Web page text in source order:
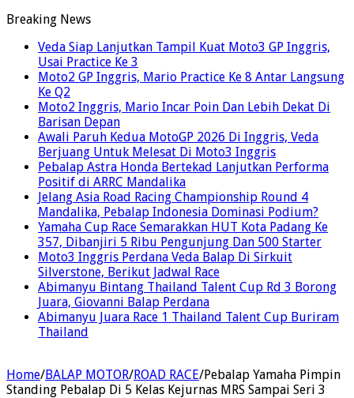
Breaking News
Veda Siap Lanjutkan Tampil Kuat Moto3 GP Inggris,
Usai Practice Ke 3
Moto2 GP Inggris, Mario Practice Ke 8 Antar Langsung
Ke Q2
Moto2 Inggris, Mario Incar Poin Dan Lebih Dekat Di
Barisan Depan
Awali Paruh Kedua MotoGP 2026 Di Inggris, Veda
Berjuang Untuk Melesat Di Moto3 Inggris
Pebalap Astra Honda Bertekad Lanjutkan Performa
Positif di ARRC Mandalika
Jelang Asia Road Racing Championship Round 4
Mandalika, Pebalap Indonesia Dominasi Podium?
Yamaha Cup Race Semarakkan HUT Kota Padang Ke
357, Dibanjiri 5 Ribu Pengunjung Dan 500 Starter
Moto3 Inggris Perdana Veda Balap Di Sirkuit
Silverstone, Berikut Jadwal Race
Abimanyu Bintang Thailand Talent Cup Rd 3 Borong
Juara, Giovanni Balap Perdana
Abimanyu Juara Race 1 Thailand Talent Cup Buriram
Thailand
Home/BALAP MOTOR/ROAD RACE/Pebalap Yamaha Pimpin
Standing Pebalap Di 5 Kelas Kejurnas MRS Sampai Seri 3